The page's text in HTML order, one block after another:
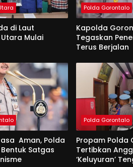
di Laut
Mulai
Polda Gorontalo
Kapolda
Tegaskan
Terus Berjalan
Aman, Polda
Satgas
Polda Gorontalo
Propam Polda
Tertibkan
‘Keluyuran’